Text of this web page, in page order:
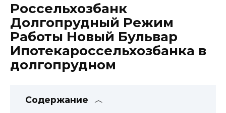
Россельхозбанк
Долгопрудный Режим
Работы Новый Бульвар
Ипотекароссельхозбанка в
долгопрудном
Содержание